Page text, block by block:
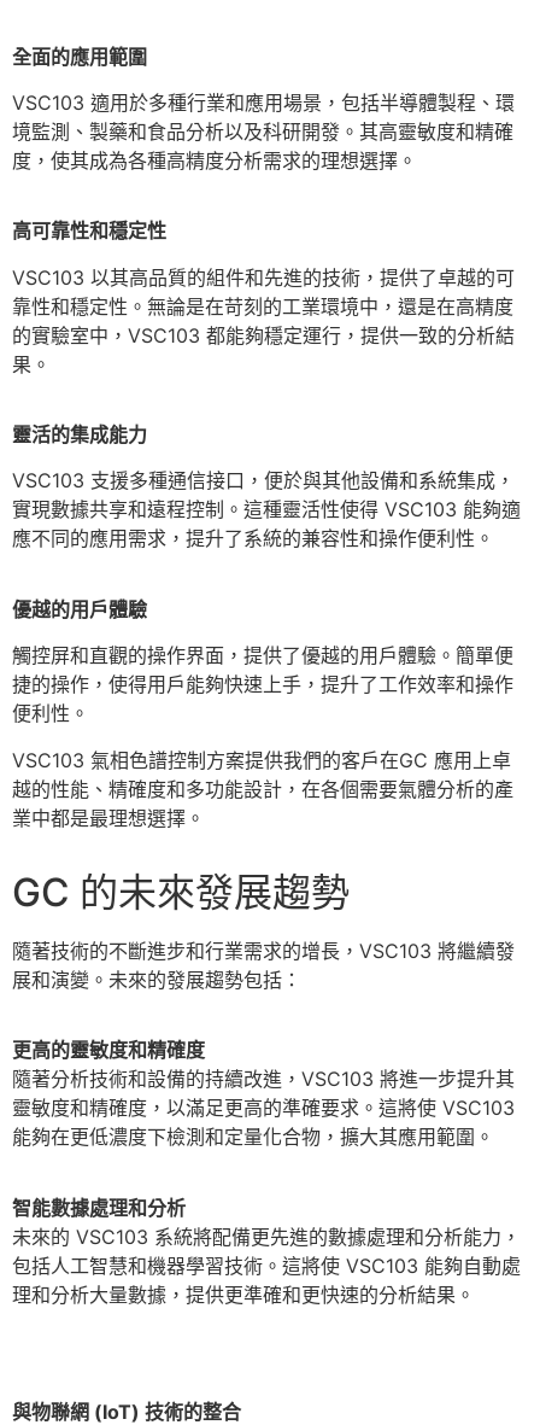
全面的應用範圍
VSC103 適用於多種行業和應用場景，包括半導體製程、環
境監測、製藥和食品分析以及科研開發。其高靈敏度和精確
度，使其成為各種高精度分析需求的理想選擇。
高可靠性和穩定性
VSC103 以其高品質的組件和先進的技術，提供了卓越的可
靠性和穩定性。無論是在苛刻的工業環境中，還是在高精度
的實驗室中，VSC103 都能夠穩定運行，提供一致的分析結
果。
靈活的集成能力
VSC103 支援多種通信接口，便於與其他設備和系統集成，
實現數據共享和遠程控制。這種靈活性使得 VSC103 能夠適
應不同的應用需求，提升了系統的兼容性和操作便利性。
優越的用戶體驗
觸控屏和直觀的操作界面，提供了優越的用戶體驗。簡單便
捷的操作，使得用戶能夠快速上手，提升了工作效率和操作
便利性。
VSC103 氣相色譜控制方案提供我們的客戶在GC 應用上卓
越的性能、精確度和多功能設計，在各個需要氣體分析的產
業中都是最理想選擇。
GC 的未來發展趨勢
隨著技術的不斷進步和行業需求的增長，VSC103 將繼續發
展和演變。未來的發展趨勢包括：
更高的靈敏度和精確度
隨著分析技術和設備的持續改進，VSC103 將進一步提升其
靈敏度和精確度，以滿足更高的準確要求。這將使 VSC103
能夠在更低濃度下檢測和定量化合物，擴大其應用範圍。
智能數據處理和分析
未來的 VSC103 系統將配備更先進的數據處理和分析能力，
包括人工智慧和機器學習技術。這將使 VSC103 能夠自動處
理和分析大量數據，提供更準確和更快速的分析結果。
與物聯網 (IoT) 技術的整合